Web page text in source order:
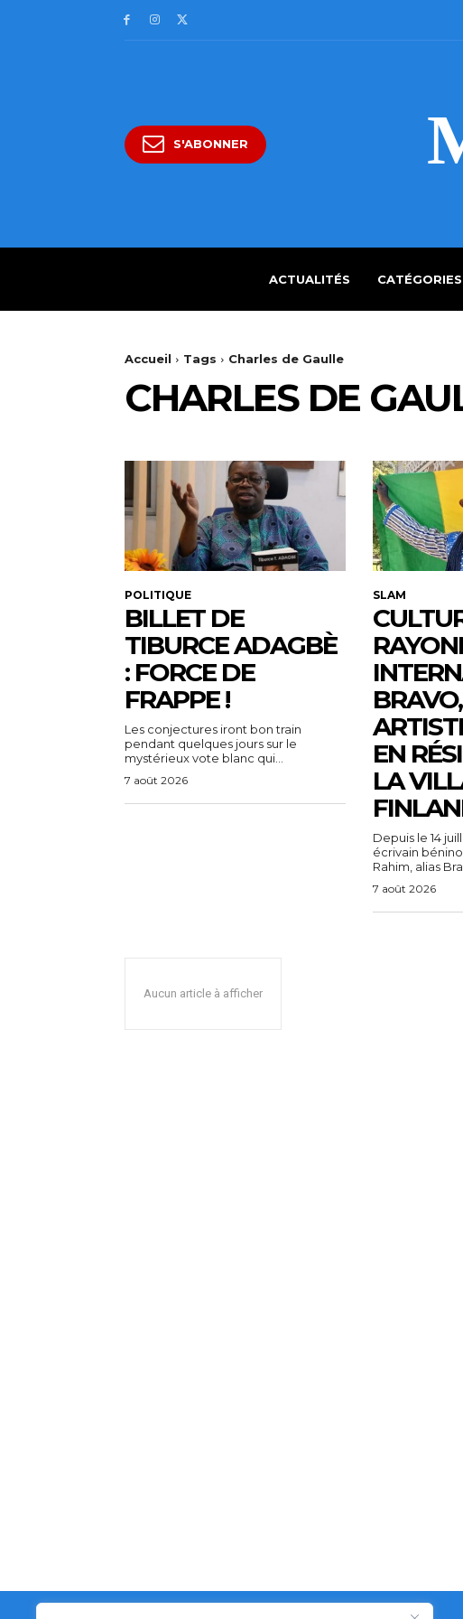
S'ABONNER
ACTUALITÉS CATÉGORIES
Accueil Tags Charles de Gaulle
CHARLES DE
POLITIQUE
BILLET DE
TIBURCE ADAGBÈ
: FORCE DE
FRAPPE !
Les conjectures iront bon train
pendant quelques jours sur le
mystérieux vote blanc qui...
7 août 2026
SLAM
EN
LA
Depuis le 14
écrivain
Rahim, alias
7 août 2026
Aucun article à afficher